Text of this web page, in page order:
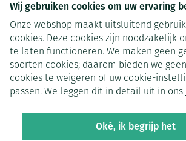
Wij gebruiken cookies om uw ervaring
Onze webshop maakt uitsluitend
cookies. Deze cookies zijn noodzakelijk
te laten functioneren. We maken geen
soorten cookies; daarom bieden we
cookies te weigeren of uw cookie-
passen. We leggen dit in detail uit in ons
Oké, ik begrijp het
Juridische links